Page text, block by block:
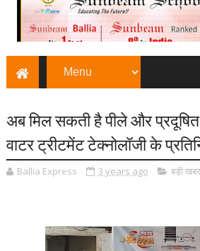
अब मिल सकती है पीले और प्रदूषित
वाटर ट्रीटमेंट टेक्नोलॉजी के
Ballia Express 3 years ago बड़ी खबर